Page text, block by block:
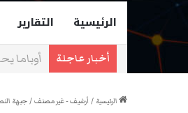
الرئيسية التقارير
أخبار عاجلة زهران
الرئيسية / أرشيف - غير مصنف/جبهة